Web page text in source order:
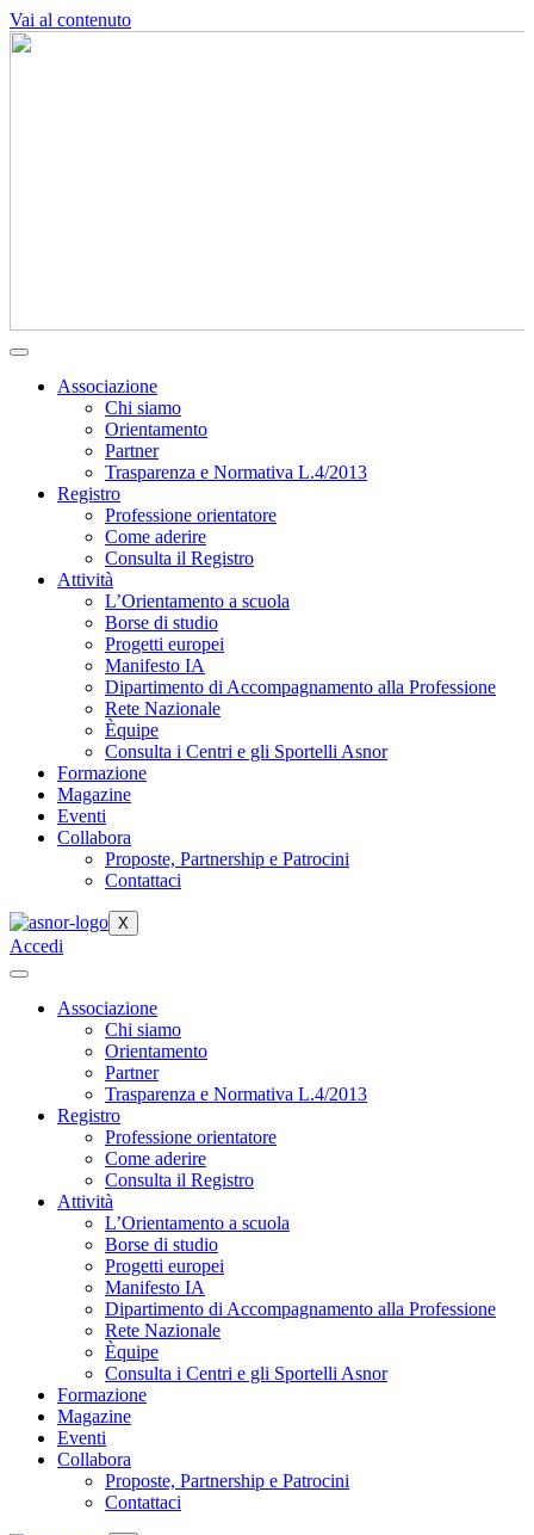
Vai al contenuto
Associazione
Chi siamo
Orientamento
Partner
Trasparenza e Normativa L.4/2013
Registro
Professione orientatore
Come aderire
Consulta il Registro
Attività
L’Orientamento a scuola
Borse di studio
Progetti europei
Manifesto IA
Dipartimento di Accompagnamento alla Professione
Rete Nazionale
Èquipe
Consulta i Centri e gli Sportelli Asnor
Formazione
Magazine
Eventi
Collabora
Proposte, Partnership e Patrocini
Contattaci
X
Accedi
Associazione
Chi siamo
Orientamento
Partner
Trasparenza e Normativa L.4/2013
Registro
Professione orientatore
Come aderire
Consulta il Registro
Attività
L’Orientamento a scuola
Borse di studio
Progetti europei
Manifesto IA
Dipartimento di Accompagnamento alla Professione
Rete Nazionale
Èquipe
Consulta i Centri e gli Sportelli Asnor
Formazione
Magazine
Eventi
Collabora
Proposte, Partnership e Patrocini
Contattaci